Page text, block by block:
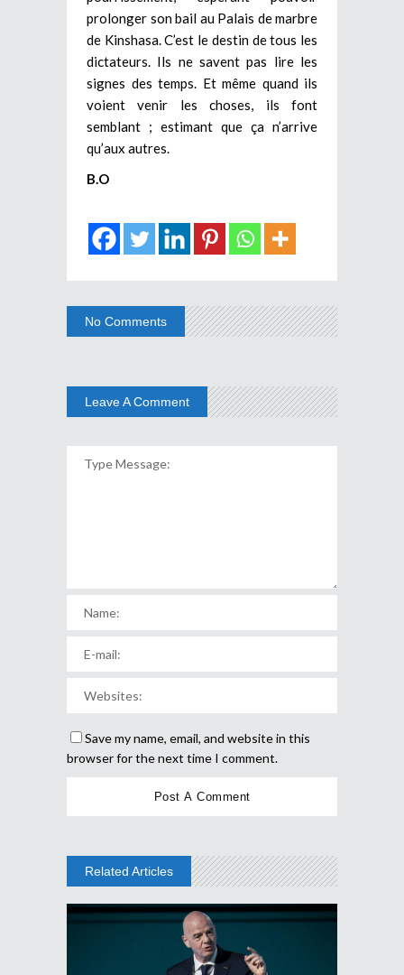
prolonger son bail au Palais de marbre
de Kinshasa. C’est le destin de tous les
dictateurs. Ils ne savent pas lire les
signes des temps. Et même quand ils
voient venir les choses, ils font
semblant ; estimant que ça n’arrive
qu’aux autres.
B.O
No Comments
Leave A Comment
Save my name, email, and website in this
browser for the next time I comment.
Related Articles